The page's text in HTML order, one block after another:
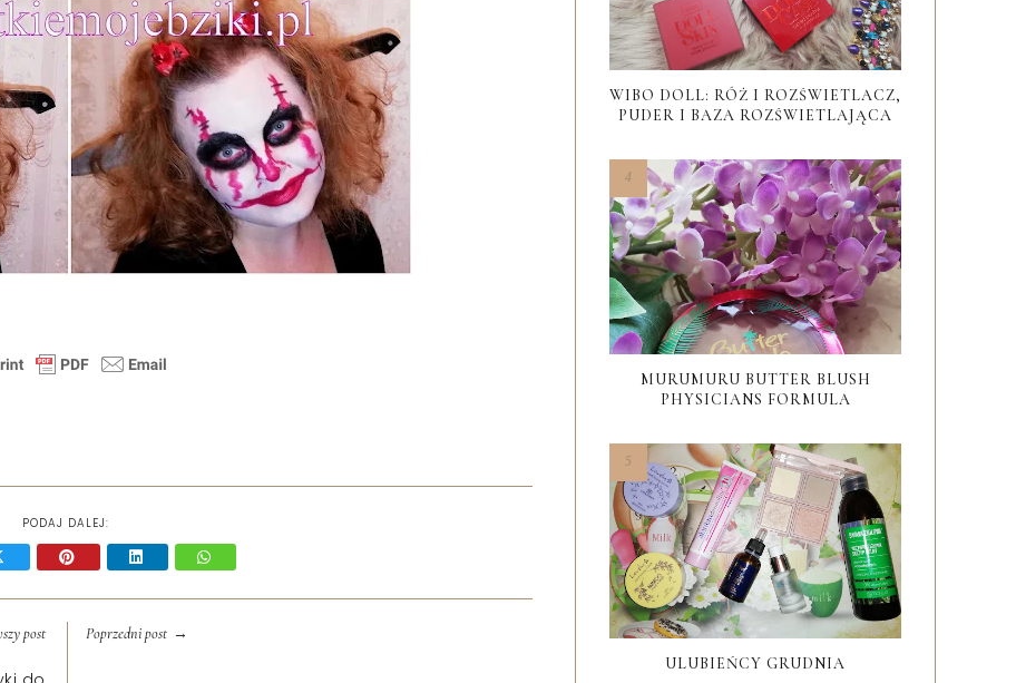
PODAJ DALEJ:
post Poprzedni post →
WIBO DOLL: RÓŻ I ROZŚWIETLACZ,
PUDER I BAZA ROZŚWIETLAJĄCA
MURUMURU BUTTER BLUSH
PHYSICIANS FORMULA
ULUBIEŃCY GRUDNIA